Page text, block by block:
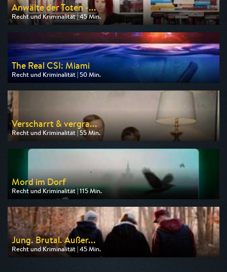
Anwälte der Toten -...
Recht und Kriminalität | 45 Min.
Ausgestrahlt von n-tv
am 09.08.2026, 20:15
The Real CSI: Miami
Recht und Kriminalität | 50 Min.
Ausgestrahlt von Nitro
am 10.08.2026, 20:15
Verscharrt & vergra...
Recht und Kriminalität | 55 Min.
Ausgestrahlt von SAT.1 Gold
am 11.08.2026, 20:15
Mord im Dorf
Recht und Kriminalität | 115 Min.
Ausgestrahlt von SAT.1 Gold
am 10.08.2026, 20:15
Jung. Brutal. Außer...
Recht und Kriminalität | 45 Min.
Ausgestrahlt von HR